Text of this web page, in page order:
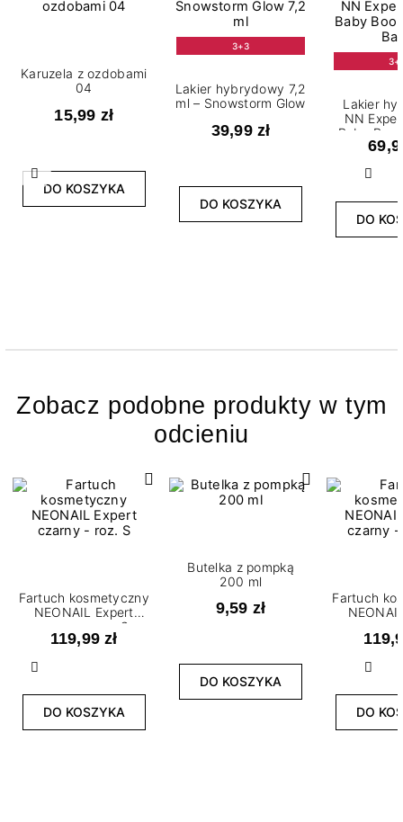
Poprzedni
Karuzela z ozdobami
04
15,99 zł
DO KOSZYKA
3+3
Lakier hybrydowy 7,2
ml – Snowstorm Glow
39,99 zł
DO KOSZYKA
Lakier
NN
Baby
DO
Zobacz podobne produkty w tym
odcieniu
Poprzedni
Fartuch kosmetyczny
NEONAIL Expert
czarny - roz. S
119,99 zł
DO KOSZYKA
Butelka z pompką
200 ml
9,59 zł
DO KOSZYKA
Fartuch
DO